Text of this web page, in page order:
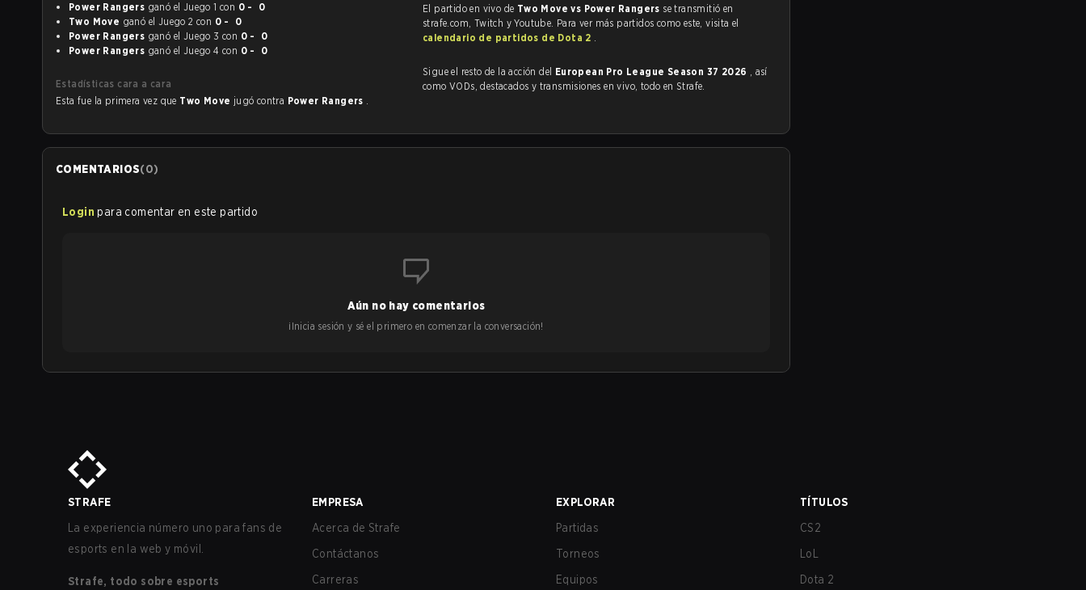
Power Rangers
ganó el Juego 1 con
0 - 0
Two Move
ganó el Juego 2 con
0 - 0
Power Rangers
ganó el Juego 3 con
0 - 0
Power Rangers
ganó el Juego 4 con 0 - 0
Estadísticas cara a cara
Esta fue la primera vez que Two Move jugó contra Power Rangers .
El partido en vivo de Two Move vs Power Rangers se transmitió en
strafe.com, Twitch y Youtube. Para ver más partidos como este, visita el
calendario de partidos de Dota 2 .
Sigue el resto de la acción del European Pro League Season 37 2026 , así
como VODs, destacados y transmisiones en vivo, todo en Strafe.
COMENTARIOS(0)
Login para comentar en este partido
Aún no hay comentarios
¡Inicia sesión y sé el primero en comenzar la conversación!
STRAFE
La experiencia número uno para fans de
esports en la web y móvil.
Strafe, todo sobre esports
EMPRESA
Acerca de Strafe
Contáctanos
Carreras
EXPLORAR
Partidas
Torneos
Equipos
TÍTULOS
CS2
LoL
Dota 2